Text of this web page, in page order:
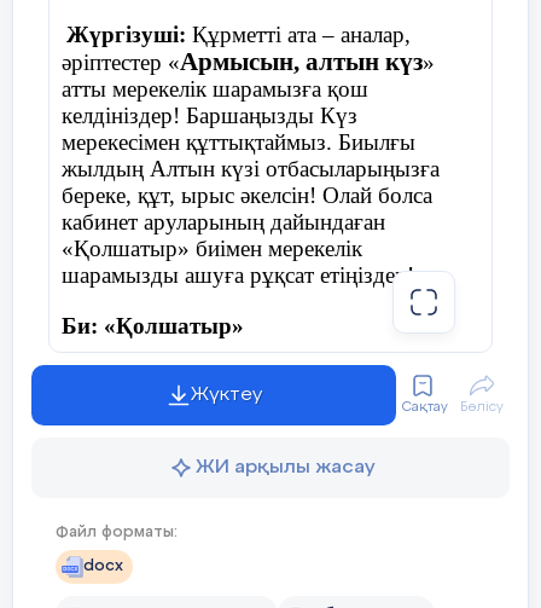
Жүргізуші: Құрметті ата – аналар,
әріптестер «Армысын, алтын күз»
атты мерекелік шарамызға қош
келдініздер! Баршаңызды Күз
мерекесімен құттықтаймыз. Биылғы
жылдың Алтын күзі отбасыларыңызға
береке, құт, ырыс әкелсін! Олай болса
кабинет аруларының дайындаған
«Қолшатыр» биімен мерекелік
шарамызды ашуға рұқсат етіңіздер!
Би: «Қолшатыр»
Армасыздар, халайық,
Бармысыздар, халайық!
Күзгі тойды жұп жазбай,
Бірге қарсы алайық!
Жүктеу
Сақтау Бөлісу
ЖИ арқылы жасау
Файл форматы:
docx